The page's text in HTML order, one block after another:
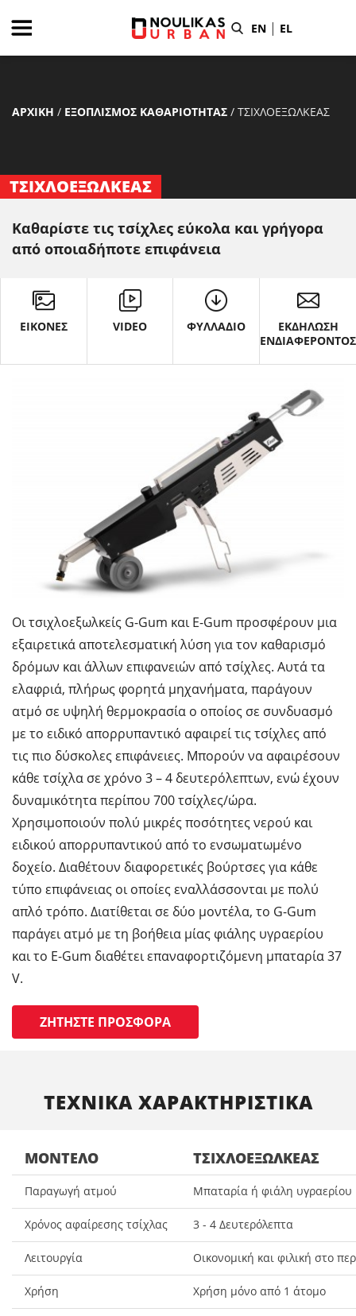
EN | EL
ΑΡΧΙΚΗ / ΕΞΟΠΛΙΣΜΟΣ ΚΑΘΑΡΙΟΤΗΤΑΣ / ΤΣΙΧΛΟΕΞΩΛΚΕΑΣ
ΤΣΙΧΛΟΕΞΩΛΚΕΑΣ
Καθαρίστε τις τσίχλες εύκολα και γρήγορα
από οποιαδήποτε επιφάνεια
ΕΙΚΟΝΕΣ VIDEO ΦΥΛΛΑΔΙΟ
ΕΚΔΗΛΩΣΗ
ΕΝΔΙΑΦΕΡΟΝΤΟΣ
Οι τσιχλοεξωλκείς G-Gum και E-Gum προσφέρουν μια
εξαιρετικά αποτελεσματική λύση για τον καθαρισμό
δρόμων και άλλων επιφανειών από τσίχλες. Αυτά τα
ελαφριά, πλήρως φορητά μηχανήματα, παράγουν
ατμό σε υψηλή θερμοκρασία ο οποίος σε συνδυασμό
με το ειδικό απορρυπαντικό αφαιρεί τις τσίχλες από
τις πιο δύσκολες επιφάνειες. Μπορούν να αφαιρέσουν
κάθε τσίχλα σε χρόνο 3 – 4 δευτερόλεπτων, ενώ έχουν
δυναμικότητα περίπου 700 τσίχλες/ώρα.
Χρησιμοποιούν πολύ μικρές ποσότητες νερού και
ειδικού απορρυπαντικού από το ενσωματωμένο
δοχείο. Διαθέτουν διαφορετικές βούρτσες για κάθε
τύπο επιφάνειας οι οποίες εναλλάσσονται με πολύ
απλό τρόπο. Διατίθεται σε δύο μοντέλα, το G-Gum
παράγει ατμό με τη βοήθεια μίας φιάλης υγραερίου
και το E-Gum διαθέτει επαναφορτιζόμενη μπαταρία 37
V.
ΖΗΤΉΣΤΕ ΠΡΟΣΦΟΡΆ
ΤΕΧΝΙΚΑ ΧΑΡΑΚΤΗΡΙΣΤΙΚΑ
ΜΟΝΤΈΛΟ
Παραγωγή ατμού
Χρόνος αφαίρεσης τσίχλας
Λειτουργία
Χρήση
ΤΣΙΧΛΟΕΞΩΛΚΈΑΣ
Μπαταρία ή φιάλη υγραερίου
3 - 4 Δευτερόλεπτα
Οικονομική και φιλική στο
Χρήση μόνο από 1 άτομο